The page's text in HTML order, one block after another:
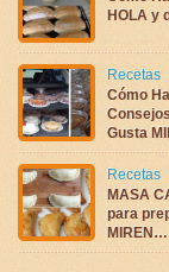
HOLA y
Recetas
Cómo
Gusta
Recetas
MASA
para
MIREN…